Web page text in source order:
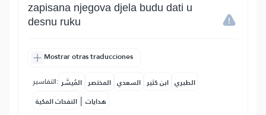
zapisana njegova djela budu dati u
desnu ruku
Mostrar otras traducciones
التفاسير: المُيسَّر المختصر السعدي ابن كثير الطبري
النفحات المكية | هدايات